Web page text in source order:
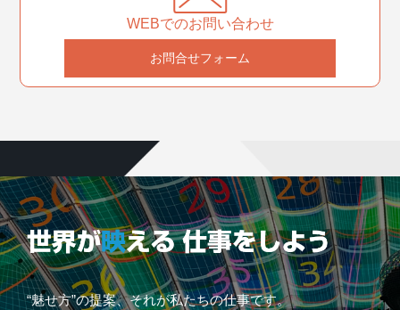
WEBでのお問い合わせ
お問合せフォーム
“魅せ方”の提案、それが私たちの仕事です。